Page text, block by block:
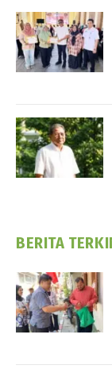
BERITA